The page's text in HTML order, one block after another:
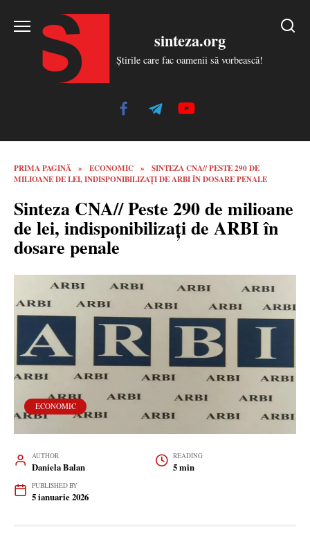
sinteza.org
Știrile care fac oamenii să vorbească!
PRIMA PAGINĂ » ECONOMIC »
SINTEZA CNA// PESTE 290 DE
MILIOANE DE LEI, INDISPONIBILIZAȚI DE ARBI ÎN DOSARE PENALE
Sinteza CNA// Peste 290 de milioane
de lei, indisponibilizați de ARBI în
dosare penale
ECONOMIC
AUTHOR
Daniela Balan
READING
5 min
PUBLISHED BY
5 ianuarie 2026